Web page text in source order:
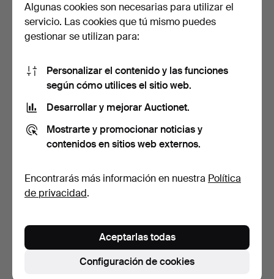
FINDAHL MØBELFABRIK 6
sillas en teca y hay…
Subastado 25 abr 2026
659 USD
YRJÖ KUKKAPURO.
Subastado 11 may 2026
650 USD
Lote
Algunas cookies son necesarias para utilizar el
servicio. Las cookies que tú mismo puedes
gestionar se utilizan para:
Personalizar el contenido y las funciones
según cómo utilices el sitio web.
Desarrollar y mejorar Auctionet.
Mostrarte y promocionar noticias y
contenidos en sitios web externos.
Encontrarás más información en nuestra Política
de privacidad.
Configuración de cookies
Aceptarlas todas